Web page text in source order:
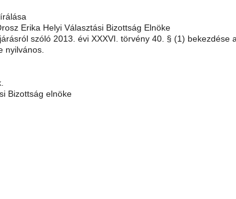
Erika Helyi Választási Bizottság Elnöke
szóló 2013. évi XXXVI. törvény 40. § (1) bekezdése
nyilvános.
Bizottság elnöke